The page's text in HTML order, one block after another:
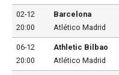
02-12
20:00
Barcelona
Atlético Madrid
06-12
20:00
Athletic Bilbao
Atlético Madrid